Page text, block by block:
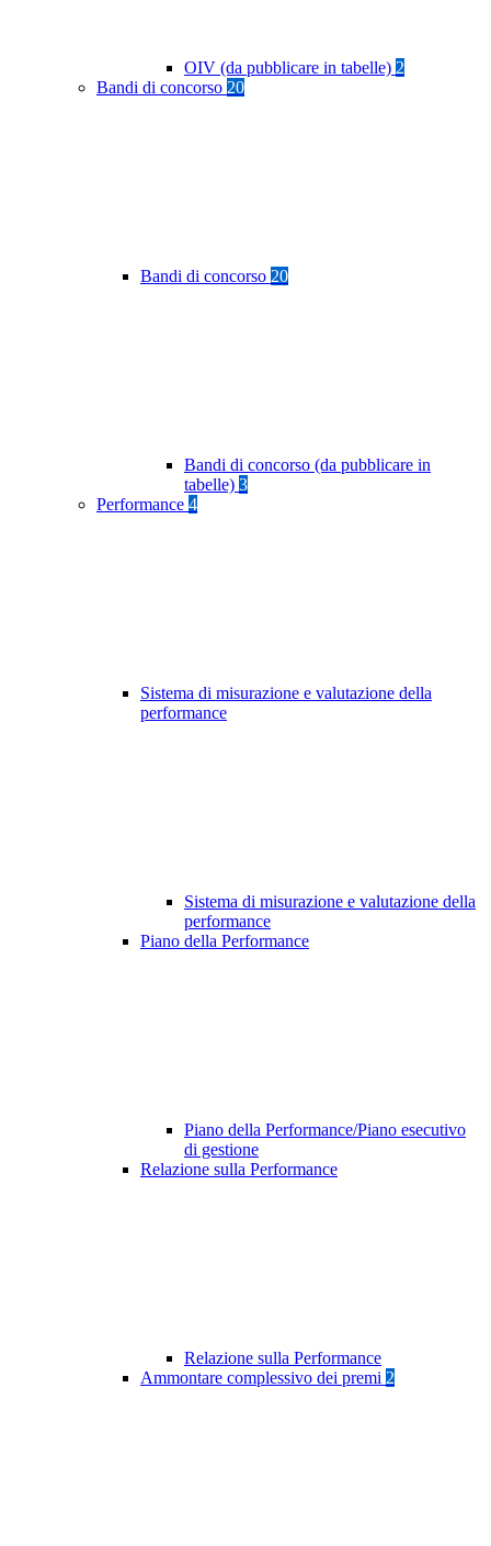
OIV (da pubblicare in tabelle) 2
Bandi di concorso 20
Bandi di concorso 20
Bandi di concorso (da pubblicare in
tabelle) 3
Performance 4
Sistema di misurazione e valutazione della
performance
Sistema di misurazione e valutazione della
performance
Piano della Performance
Piano della Performance/Piano esecutivo
di gestione
Relazione sulla Performance
Relazione sulla Performance
Ammontare complessivo dei premi 2